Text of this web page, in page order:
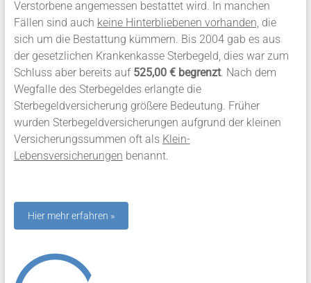
Verstorbene angemessen bestattet wird. In manchen
Fällen sind auch keine Hinterbliebenen vorhanden, die
sich um die Bestattung kümmern. Bis 2004 gab es aus
der gesetzlichen Krankenkasse Sterbegeld, dies war zum
Schluss aber bereits auf 525,00 € begrenzt. Nach dem
Wegfalle des Sterbegeldes erlangte die
Sterbegeldversicherung größere Bedeutung. Früher
wurden Sterbegeldversicherungen aufgrund der kleinen
Versicherungssummen oft als Klein-
Lebensversicherungen benannt.